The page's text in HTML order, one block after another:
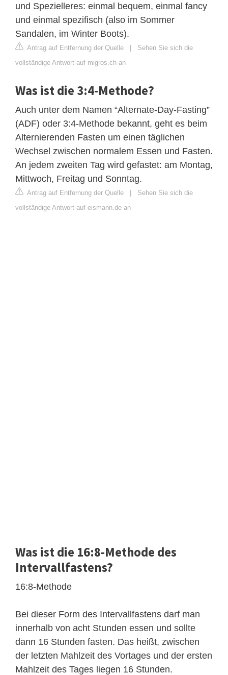
und Spezielleres: einmal bequem, einmal fancy
und einmal spezifisch (also im Sommer
Sandalen, im Winter Boots).
Antrag auf Entfernung der Quelle | Sehen Sie sich die
vollständige Antwort auf migros.ch an
Was ist die 3:4-Methode?
Auch unter dem Namen “Alternate-Day-Fasting”
(ADF) oder 3:4-Methode bekannt, geht es beim
Alternierenden Fasten um einen täglichen
Wechsel zwischen normalem Essen und Fasten.
An jedem zweiten Tag wird gefastet: am Montag,
Mittwoch, Freitag und Sonntag.
Antrag auf Entfernung der Quelle | Sehen Sie sich die
vollständige Antwort auf eismann.de an
Was ist die 16:8-Methode des
Intervallfastens?
16:8-Methode
Bei dieser Form des Intervallfastens darf man
innerhalb von acht Stunden essen und sollte
dann 16 Stunden fasten. Das heißt, zwischen
der letzten Mahlzeit des Vortages und der ersten
Mahlzeit des Tages liegen 16 Stunden.